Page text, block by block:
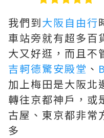
我們到大阪自由行
車站旁就有超多百
大又好逛，而且不
吉軻德驚安殿堂 、
加上梅田是大阪北
轉往京都神戶，或
古屋、東京都非常
多